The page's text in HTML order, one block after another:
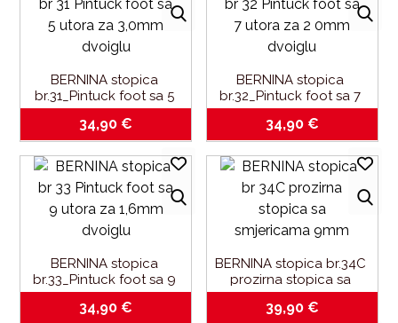
BERNINA stopica
br.31_Pintuck foot sa 5
utora za 3,0mm dvoiglu
34,90 €
BERNINA stopica
br.32_Pintuck foot sa 7
utora za 2.0mm dvoiglu
34,90 €
BERNINA stopica
br.33_Pintuck foot sa 9
utora za 1,6mm dvoiglu
34,90 €
BERNINA stopica br.34C
prozirna stopica sa
smjericama-9mm
39,90 €